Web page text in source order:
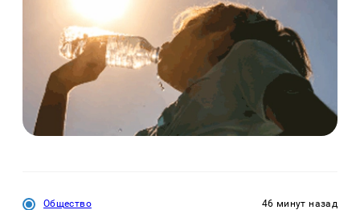
Общество 46 минут назад